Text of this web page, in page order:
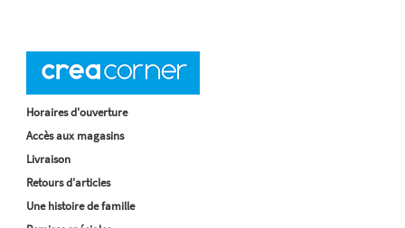
Horaires d'ouverture
Accès aux magasins
Livraison
Retours d'articles
Une histoire de famille